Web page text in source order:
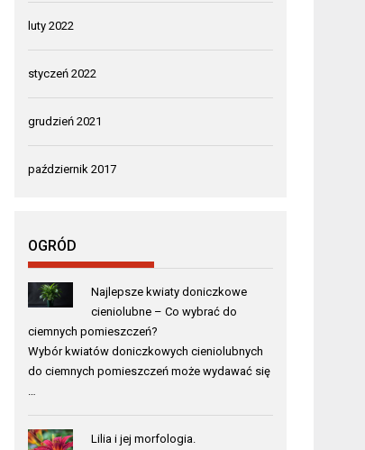
luty 2022
styczeń 2022
grudzień 2021
październik 2017
OGRÓD
Najlepsze kwiaty doniczkowe
cieniolubne – Co wybrać do
ciemnych pomieszczeń?
Wybór kwiatów doniczkowych cieniolubnych
do ciemnych pomieszczeń może wydawać się
Lilia i jej morfologia.